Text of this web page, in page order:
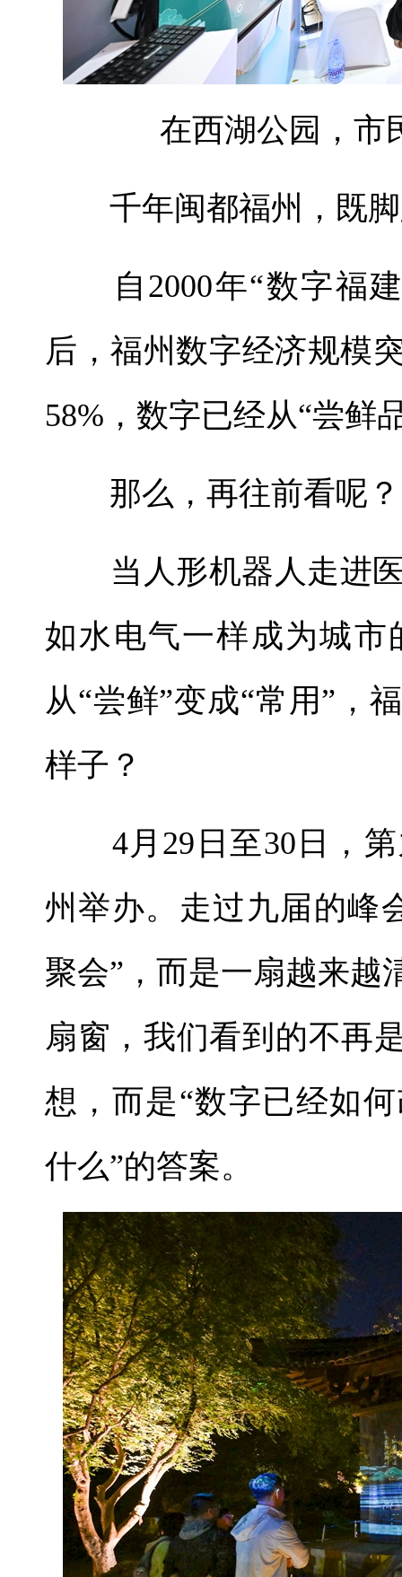
在西湖公园，市
千年闽都福州，既脚
自2000年“数字福建
后，福州数字经济规模
58%，数字已经从“尝鲜
那么，再往前看呢？
当人形机器人走进医
如水电气一样成为城
从“尝鲜”变成“常用”，
样子？
4月29日至30日，第
州举办。走过九届的峰
聚会”，而是一扇越来越
扇窗，我们看到的不再
想，而是“数字已经如
什么”的答案。